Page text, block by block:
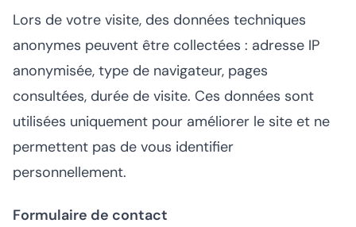
Lors de votre visite, des données techniques
anonymes peuvent être collectées : adresse IP
anonymisée, type de navigateur, pages
consultées, durée de visite. Ces données sont
utilisées uniquement pour améliorer le site et ne
permettent pas de vous identifier
personnellement.
Formulaire de contact